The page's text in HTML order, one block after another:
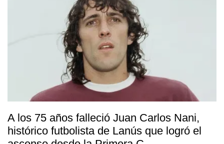
A los 75 años falleció Juan Carlos Nani,
histórico futbolista de Lanús que logró el